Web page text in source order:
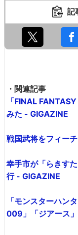
記
・関連記事
「FINAL
みた - GIGAZINE
戦国武将をフィー
幸手市が「らきす
行 - GIGAZINE
「モンスターハン
009」「ジアース